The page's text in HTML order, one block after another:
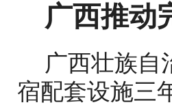
广西推动
广西壮族自
宿配套设施三